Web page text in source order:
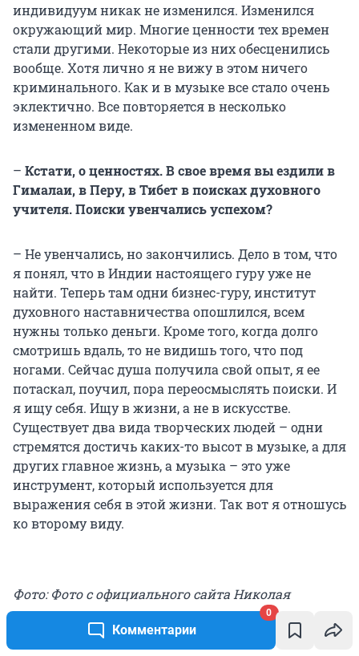
Комментарии
0
индивидуум никак не изменился. Изменился
окружающий мир. Многие ценности тех времен
стали другими. Некоторые из них обесценились
вообще. Хотя лично я не вижу в этом ничего
криминального. Как и в музыке все стало очень
эклектично. Все повторяется в несколько
измененном виде.
– Кстати, о ценностях. В свое время вы ездили в
Гималаи, в Перу, в Тибет в поисках духовного
учителя. Поиски увенчались успехом?
– Не увенчались, но закончились. Дело в том, что
я понял, что в Индии настоящего гуру уже не
найти. Теперь там одни бизнес-гуру, институт
духовного наставничества опошлился, всем
нужны только деньги. Кроме того, когда долго
смотришь вдаль, то не видишь того, что под
ногами. Сейчас душа получила свой опыт, я ее
потаскал, поучил, пора переосмыслять поиски. И
я ищу себя. Ищу в жизни, а не в искусстве.
Существует два вида творческих людей – одни
стремятся достичь каких-то высот в музыке, а для
других главное жизнь, а музыка – это уже
инструмент, который используется для
выражения себя в этой жизни. Так вот я отношусь
ко второму виду.
Фото: Фото с официального сайта Николая
Носкова